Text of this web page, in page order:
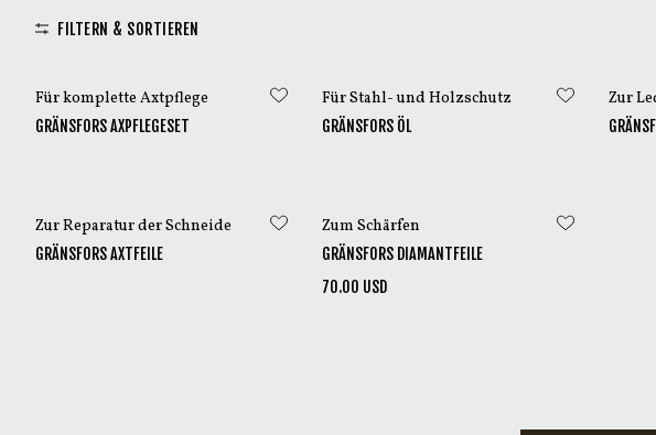
FILTERN & SORTIEREN
Für komplette Axtpflege
GRÄNSFORS AXPFLEGESET
Für Stahl- und Holzschutz
GRÄNSFORS ÖL
Zur
Zur Reparatur der Schneide
GRÄNSFORS AXTFEILE
Zum Schärfen
GRÄNSFORS DIAMANTFEILE
70.00 USD